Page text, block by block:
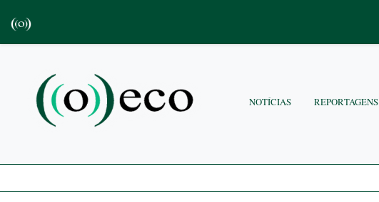
NOTÍCIAS REPORTAGENS